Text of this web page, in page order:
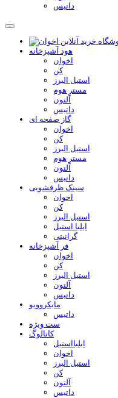
داتیس
هود آشپزخانه
اخوان
کن
استیل البرز
مستر هوم
آلتون
داتیس
گاز صفحه ای
اخوان
کن
استیل البرز
مستر هوم
آلتون
داتیس
سینک ظرفشویی
اخوان
کن
استیل البرز
ایلیا استیل
گرانیتی
فر آشپزخانه
اخوان
کن
استیل البرز
آلتون
داتیس
مایکروویو
داتیس
ست ویژه
کاتالوگ
ایلیااستیل
اخوان
استیل البرز
کن
آلتون
داتیس